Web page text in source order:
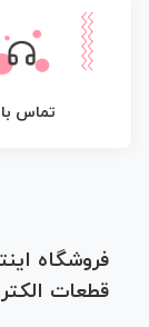
تماس با
فروشگاه
قطعات